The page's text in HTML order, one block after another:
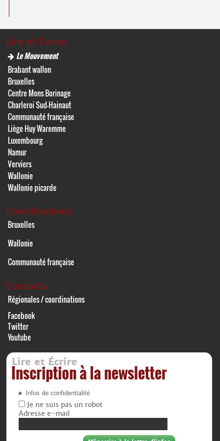
Lire et Écrire
Le Mouvement
Brabant wallon
Bruxelles
Centre Mons Borinage
Charleroi Sud-Hainaut
Communauté française
Liège Huy Waremme
Luxembourg
Namur
Verviers
Wallonie
Wallonie picarde
Coordinations
Bruxelles
Wallonie
Communauté française
Contacts
Régionales / coordinations
Facebook
Twitter
Youtube
Lire et Écrire
Inscription à la newsletter
Infos de confidentialité
Je ne suis pas un robot
Adresse e-mail